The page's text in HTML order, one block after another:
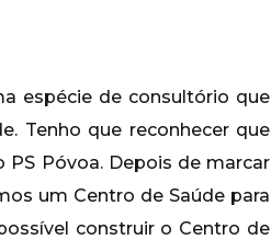
espécie de consultório que
Tenho que reconhecer que
Póvoa. Depois de marcar
um Centro de Saúde para
construir o Centro de